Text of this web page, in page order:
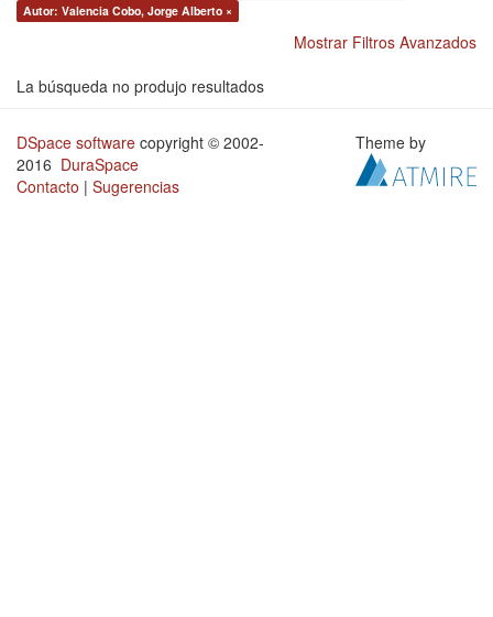
Autor: Valencia Cobo, Jorge Alberto ×
Mostrar Filtros Avanzados
La búsqueda no produjo resultados
DSpace software copyright © 2002-
2016 DuraSpace
Contacto | Sugerencias
Theme by